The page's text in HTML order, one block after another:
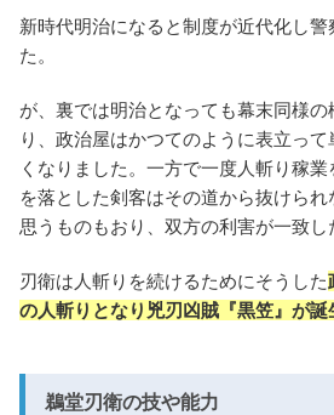
新時代明治になると制度が近代化し
た。
が、裏では明治となっても幕末同様
り、政治屋はかつてのように表立っ
くなりました。一方で一度人斬り稼
を落とした剣客はその道から抜けられ
思うものもおり、双方の利害が一致し
刃衛は人斬りを続けるためにそうした
の人斬りとなり兇刃凶賊『黒笠』が誕
鵜堂刃衛の技や能力